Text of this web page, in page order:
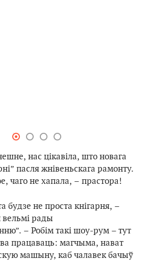
нас цікавіла, што новага
пасля жнівеньскага рамонту.
чаго не хапала, – прастора!
будзе не проста кнігарня, –
рады
– Робім такі шоу-рум – тут
працаваць: магчыма, нават
машыну, каб чалавек бачыў